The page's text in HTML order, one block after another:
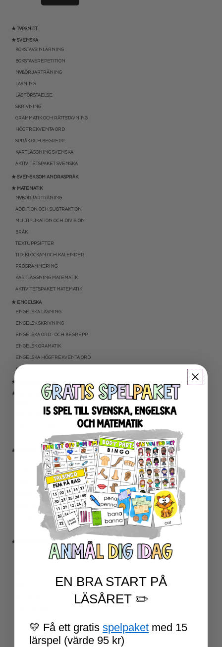
★ TYPSNITT
★ SVENSKA
BOKSTAVSINLÄRNING
BOKSTAVSREPETITION
NYBÖRJARTRÄNING
LÄSNING
LÄSFÖRSTÅELSE
SKRIVNING
GRAMMATIK OCH RÄTTSTAVNING
HÖGFREKVENTA ORD
SPRÅK OCH BEGREPP
KARTLÄGGNING SVENSKA
AKTIVITETSPAKET SVENSKA
★ SVENSK SOM ANDRASPRÅK
★ MATEMATIK
NYBÖRJARTRÄNING
ADDITION OCH SUBTRAKTION
MULTIPLIKATION OCH DIVISION
BRÅK
TEXTUPPGIFTER
TID: KLOCKAN OCH KALENDER
PROGRAMMERING
KARTLÄGGNING MATEMATIK
AKTIVITETSPAKET MATEMATIK
★ ENGELSKA
ENGELSKA LÄSNING
ENGELSK SKRIVNING
ENGELSKA ORD- OCH BEGREPP
ENGELSK GRAMATIK
ENGELSKA HÖGFREKVENTA ORD
ENGELSK MUNTLIGA FÄRDIGHET
★ UTOMHUSPEDAGOGIK
★ ANDRA ÄMNEN
SAMHÄLLSKUNSKAP
RELIGIONSKUNSKAP
★ SERIER
ESCAPE ROOMS
UPPGIFTSKORT SVENSKA
NIVÅINDELADE LÄSTEXTER
LÄSKORT FAKTA
VI SKRIVER
SPRÅKSPIRALEN
MATTESPIRALEN
★ SÄSONG OCH HÖGTIDER
100 SKOLDAGAR
SKOLSTART
FN-DAGEN
EN BRA START PÅ
LÄSÅRET ✏️
💛 Få ett gratis spelpaket med 15
lärspel (värde 95 kr)